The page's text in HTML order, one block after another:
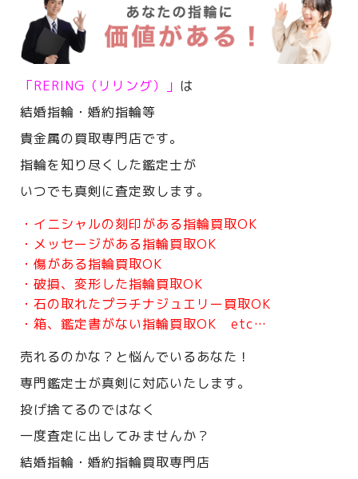
「RERING（リリング）」 は
結婚指輪・婚約指輪等
貴金属の買取専門店です。
指輪を知り尽くした鑑定士が
いつでも真剣に査定致します。
・イニシャルの刻印がある指輪買取OK
・メッセージがある指輪買取OK
・傷がある指輪買取OK
・破損、変形した指輪買取OK
・石の取れたプラチナジュエリー買取OK
・箱、鑑定書がない指輪買取OK etc…
売れるのかな？と悩んでいるあなた！
専門鑑定士が真剣に対応いたします。
投げ捨てるのではなく
一度査定に出してみませんか？
結婚指輪・婚約指輪買取専門店